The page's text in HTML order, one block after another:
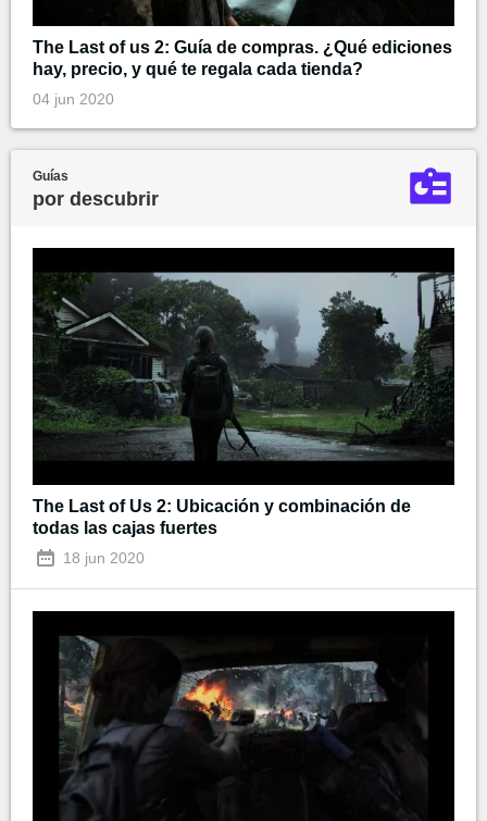
The Last of us 2: Guía de compras. ¿Qué ediciones
hay, precio, y qué te regala cada tienda?
04 jun 2020
Guías
por descubrir
The Last of Us 2: Ubicación y combinación de
todas las cajas fuertes
18 jun 2020